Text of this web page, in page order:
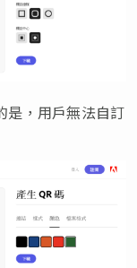
是，用戶無法自訂